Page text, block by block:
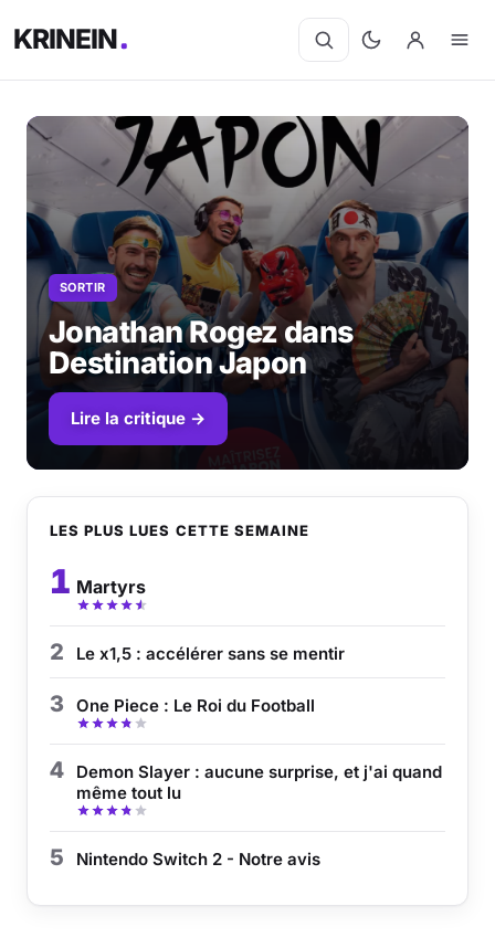
KRINEIN
SORTIR
Jonathan Rogez dans
Destination Japon
Lire la critique →
LES PLUS LUES CETTE SEMAINE
1 Martyrs
2 Le x1,5 : accélérer sans se mentir
3 One Piece : Le Roi du Football
4
Demon Slayer : aucune surprise, et j'ai quand
même tout lu
5 Nintendo Switch 2 - Notre avis